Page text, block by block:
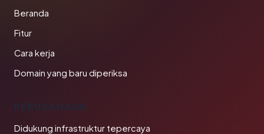
Beranda
Fitur
Cara kerja
Domain yang baru diperiksa
PERUSAHAAN
Didukung infrastruktur tepercaya